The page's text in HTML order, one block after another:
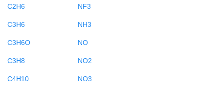
C2H6
C3H6
C3H6O
C3H8
C4H10
NF3
NH3
NO
NO2
NO3